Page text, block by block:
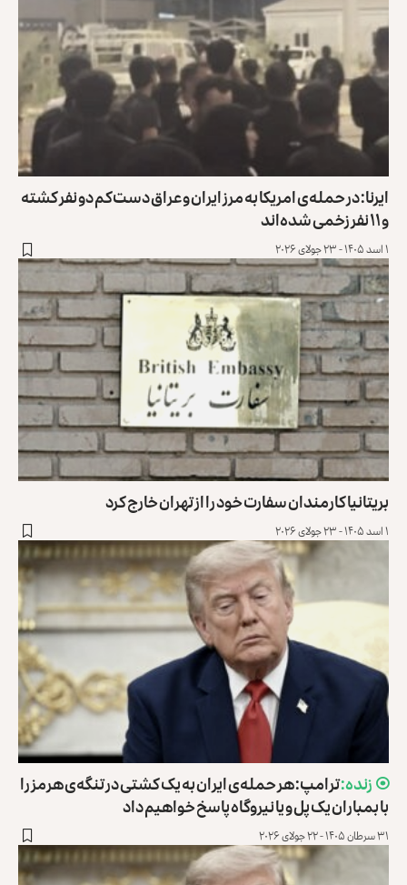
ایرنا: در حمله‌ی امریکا به مرز ایران و عراق دست‌کم دو نفر کشته
و ۱۱ نفر زخمی شده‌اند
۱ اسد ۱۴۰۵ - ۲۳ جولای ۲۰۲۶
بریتانیا کارمندان سفارت خود را از تهران خارج کرد
۱ اسد ۱۴۰۵ - ۲۳ جولای ۲۰۲۶
ترامپ: هر حمله‌ی ایران به یک کشتی در تنگه‌ی هرمز را
با بمباران یک پل و یا نیروگاه پاسخ خواهیم داد
۳۱ سرطان ۱۴۰۵ - ۲۲ جولای ۲۰۲۶